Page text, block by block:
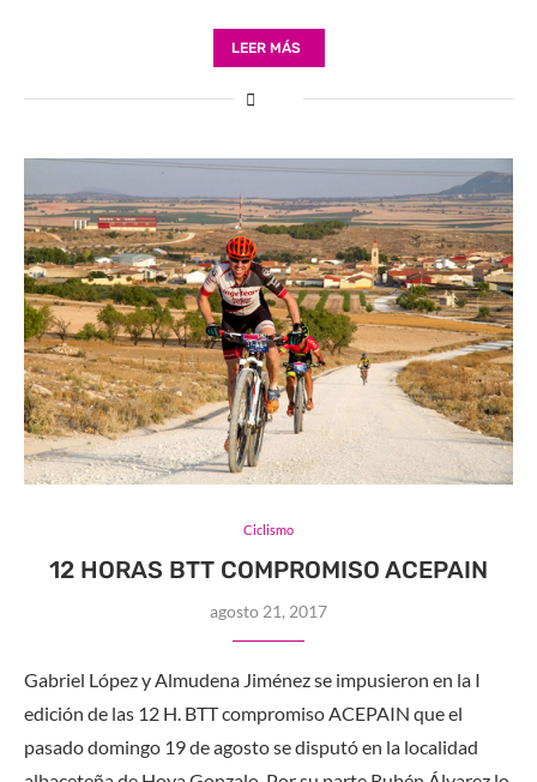
LEER MÁS
Ciclismo
12 HORAS BTT COMPROMISO ACEPAIN
agosto 21, 2017
Gabriel López y Almudena Jiménez se impusieron en la I
edición de las 12 H. BTT compromiso ACEPAIN que el
pasado domingo 19 de agosto se disputó en la localidad